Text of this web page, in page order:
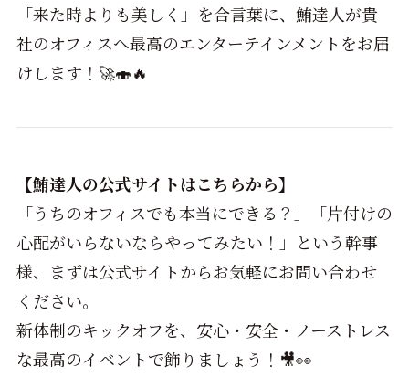
「来た時よりも美しく」を合言葉に、鮪達人が貴
社のオフィスへ最高のエンターテインメントをお届
けします！🚀🍣🔥
【鮪達人の公式サイトはこちらから】
「うちのオフィスでも本当にできる？」「片付けの
心配がいらないならやってみたい！」という幹事
様、まずは公式サイトからお気軽にお問い合わせ
ください。
新体制のキックオフを、安心・安全・ノーストレス
な最高のイベントで飾りましょう！🎥👀